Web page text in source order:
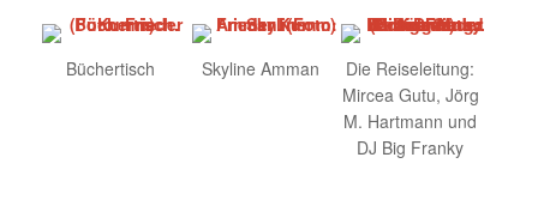
Büchertisch Skyline Amman
Die Reiseleitung:
Mircea Gutu, Jörg
M. Hartmann und
DJ Big Franky